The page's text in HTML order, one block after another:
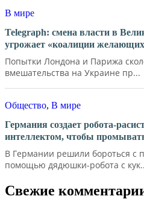
В мире
Telegraph: смена власти в
угрожает «коалиции
Попытки Лондона и Парижа
вмешательства на Украине пр...
Общество, В мире
Германия создает робота-
интеллектом, чтобы
В Германии решили бороться с
помощью дядюшки-робота с
Свежие